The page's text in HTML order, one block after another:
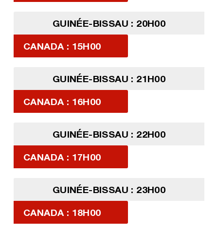
GUINÉE-BISSAU : 20H00
CANADA : 15H00
GUINÉE-BISSAU : 21H00
CANADA : 16H00
GUINÉE-BISSAU : 22H00
CANADA : 17H00
GUINÉE-BISSAU : 23H00
CANADA : 18H00